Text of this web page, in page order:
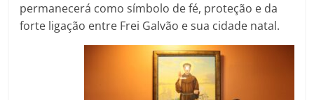
permanecerá como símbolo de fé, proteção e da
forte ligação entre Frei Galvão e sua cidade natal.